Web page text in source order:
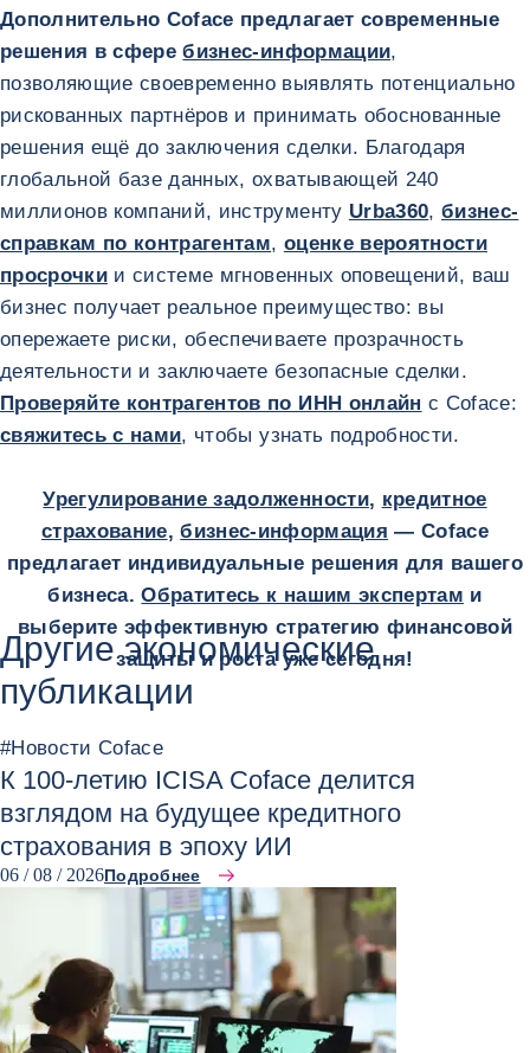
Дополнительно Coface предлагает современные
решения в сферебизнес-информации,
позволяющие своевременно выявлять потенциально
рискованных партнёров и принимать обоснованные
решения ещё до заключения сделки. Благодаря
глобальной базе данных, охватывающей 240
миллионов компаний, инструменту Urba360, бизнес-
справкам по контрагентам, оценке вероятности
просрочки и системе мгновенных оповещений, ваш
бизнес получает реальное преимущество: вы
опережаете риски, обеспечиваете прозрачность
деятельности и заключаете безопасные сделки.
Проверяйте контрагентов по ИНН онлайн с Coface:
свяжитесь с нами, чтобы узнать подробности.
Урегулирование задолженности, кредитное
страхование,бизнес-информация — Coface
предлагает индивидуальные решения для вашего
бизнеса.Обратитесь к нашим экспертам и
выберите эффективную стратегию финансовой
защиты и роста уже сегодня!
Другие экономические
публикации
#Новости Coface
К 100-летию ICISA Coface делится
взглядом на будущее кредитного
страхования в эпоху ИИ
06 / 08 / 2026Подробнее